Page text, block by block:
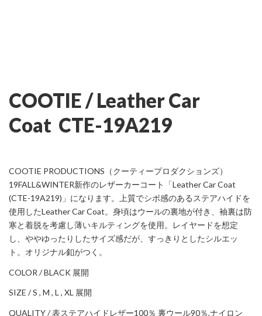
COOTIE / Leather Car
Coat CTE-19A219
COOTIE PRODUCTIONS（クーティープロダクションズ）
19FALL&WINTER新作のレザーカーコート「Leather Car Coat
(CTE-19A219)」になります。上質でシボ感のあるステアハイドを
使用したLeather Car Coat。身頃はウールの裏地が付き、袖裏は防
寒と着脱を考慮し薄いキルティングを使用。レイヤードを想定
し、ややゆったりしたサイズ感だが、すっきりとしたシルエッ
ト。オリジナル釦がつく。
COLOR / BLACK 展開
SIZE / S , M , L , XL 展開
QUALITY / 表ステアハイドレザー100％ 裏ウール90％,ナイロン